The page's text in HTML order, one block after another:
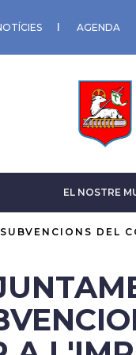
AGENDA
EL NOSTRE
DEL